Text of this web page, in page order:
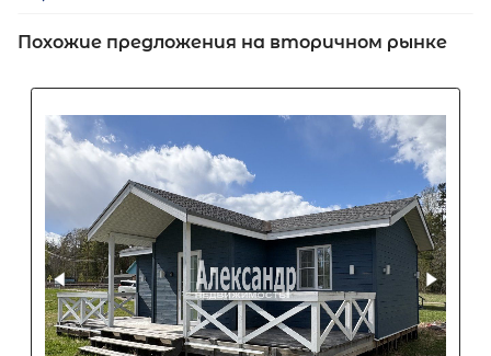
Первый взнос
60%
Похожие предложения на вторичном рынке